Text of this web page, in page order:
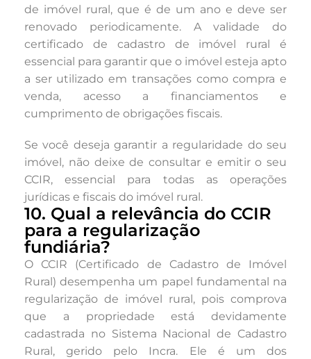
de imóvel rural, que é de um ano e deve ser
renovado periodicamente. A validade do
certificado de cadastro de imóvel rural é
essencial para garantir que o imóvel esteja apto
a ser utilizado em transações como compra e
venda, acesso a financiamentos e
cumprimento de obrigações fiscais.
Se você deseja garantir a regularidade do seu
imóvel, não deixe de consultar e emitir o seu
CCIR, essencial para todas as operações
jurídicas e fiscais do imóvel rural.
10. Qual a relevância do CCIR
para a regularização
fundiária?
O CCIR (Certificado de Cadastro de Imóvel
Rural) desempenha um papel fundamental na
regularização de imóvel rural, pois comprova
que a propriedade está devidamente
cadastrada no Sistema Nacional de Cadastro
Rural, gerido pelo Incra. Ele é um dos